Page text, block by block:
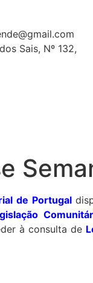
Sais, Nº 132,
de Portugal
à consulta de